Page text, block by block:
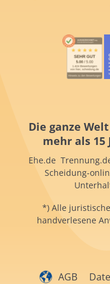
Die ganze
mehr als 15
Ehe.de
Scheidung-
*) Alle
handverlesene
AGB